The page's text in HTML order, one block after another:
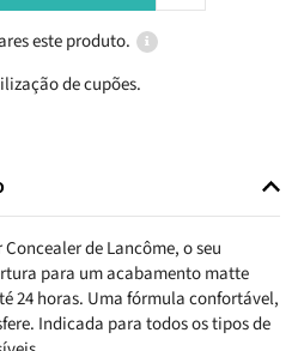
este produto.
de cupões.
de Lancôme, o seu
para um acabamento matte
24 horas. Uma fórmula confortável,
Indicada para todos os tipos de